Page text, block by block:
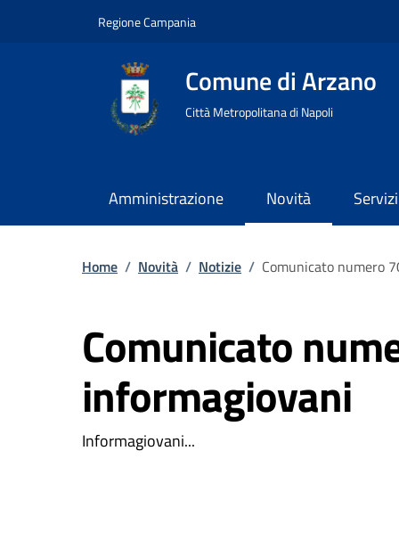
Regione Campania
Comune di Arzano
Città Metropolitana di Napoli
Amministrazione Novità Servizi
Home / Novità / Notizie / Comunicato numero
Comunicato
informagiovani
Informagiovani...